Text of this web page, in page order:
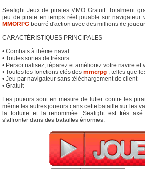
Seafight Jeux de pirates MMO Gratuit. Totalment
jeu de pirate en temps réel jouable sur navigateur
MMORPG bourré d'action avec des millions de
CARACTÉRISTIQUES PRINCIPALES
• Combats à thème naval
• Toutes sortes de trésors
• Personnalisez, réparez et améliorez votre navire et
• Toutes les fonctions clés des mmorpg , telles que
• Jeu par navigateur sans téléchargement de client
• Gratuit
Les joueurs sont en mesure de lutter contre les
même les autres joueurs dans cette bataille sur les
la fortune et la renommée. Seafight est très
s'affronter dans des batailles énormes.